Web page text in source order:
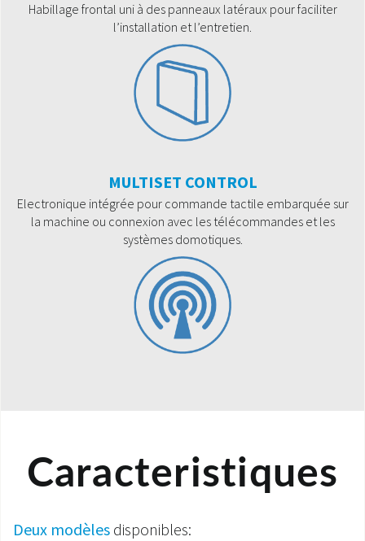
Habillage frontal uni à des panneaux latéraux pour faciliter
l’installation et l’entretien.
MULTISET CONTROL
Electronique intégrée pour commande tactile embarquée sur
la machine ou connexion avec les télécommandes et les
systèmes domotiques.
Caracteristiques
Deux modèles disponibles: